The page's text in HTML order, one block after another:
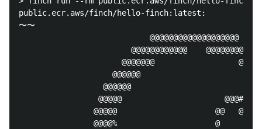
public.ecr.aws/finch/hello-finch:latest:
〜〜
@@@@@@@
@@@@@@
@@@@@@
@@@@@
@@@@@
@@@@%                     @